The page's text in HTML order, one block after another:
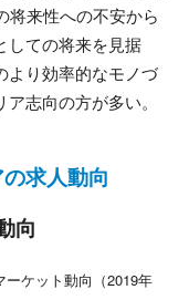
将来性への不安から
しての将来を見据
より効率的なモノづ
志向の方が多い。
求人動向
向